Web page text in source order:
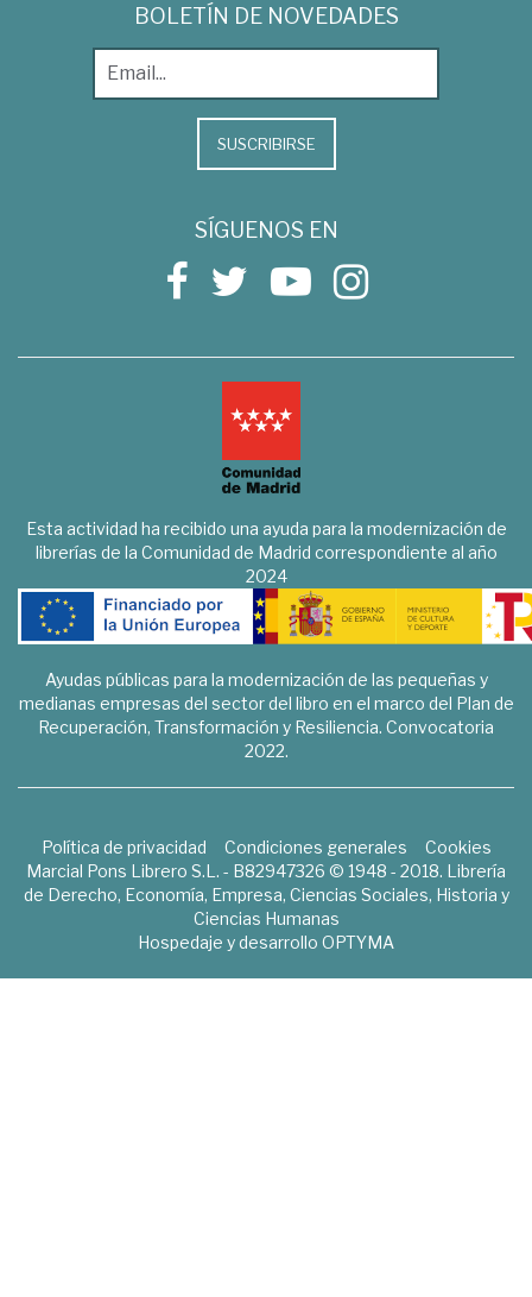
BOLETÍN DE NOVEDADES
SUSCRIBIRSE
SÍGUENOS EN
Esta actividad ha recibido una ayuda para la modernización de
librerías de la Comunidad de Madrid correspondiente al año
2024
Ayudas públicas para la modernización de las pequeñas y
medianas empresas del sector del libro en el marco del Plan de
Recuperación, Transformación y Resiliencia. Convocatoria
2022.
Política de privacidad Condiciones generales
Cookies
Marcial Pons Librero S.L. - B82947326 © 1948 - 2018. Librería
de Derecho, Economía, Empresa, Ciencias Sociales, Historia y
Ciencias Humanas
Hospedaje y desarrollo OPTYMA